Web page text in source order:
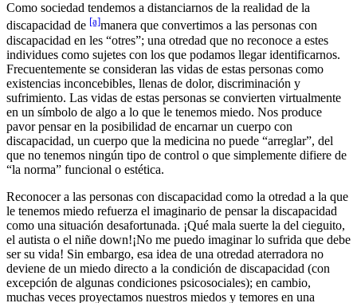
Increase text margins Decrease text margins
Reset to Defaults
Como sociedad tendemos a distanciarnos de la realidad de la
discapacidad de [a]manera que convertimos a las personas con
discapacidad en les “otres”; una otredad que no reconoce a estes
individues como sujetes con los que podamos llegar identificarnos.
Frecuentemente se consideran las vidas de estas personas como
existencias inconcebibles, llenas de dolor, discriminación y
sufrimiento. Las vidas de estas personas se convierten virtualmente
en un símbolo de algo a lo que le tenemos miedo. Nos produce
pavor pensar en la posibilidad de encarnar un cuerpo con
discapacidad, un cuerpo que la medicina no puede “arreglar”, del
que no tenemos ningún tipo de control o que simplemente difiere de
“la norma” funcional o estética.
Reconocer a las personas con discapacidad como la otredad a la que
le tenemos miedo refuerza el imaginario de pensar la discapacidad
como una situación desafortunada. ¡Qué mala suerte la del cieguito,
el autista o el niñe down!¡No me puedo imaginar lo sufrida que debe
ser su vida! Sin embargo, esa idea de una otredad aterradora no
deviene de un miedo directo a la condición de discapacidad (con
excepción de algunas condiciones psicosociales); en cambio,
muchas veces proyectamos nuestros miedos y temores en una